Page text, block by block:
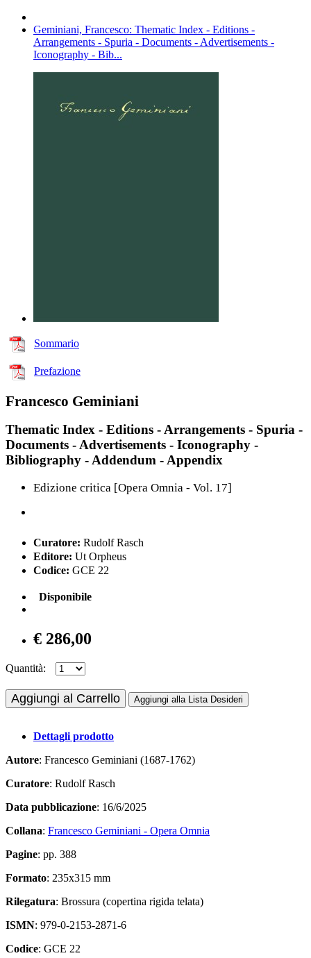
Geminiani, Francesco: Thematic Index - Editions -
Arrangements - Spuria - Documents - Advertisements -
Iconography - Bib...
Sommario
Prefazione
Francesco Geminiani
Thematic Index - Editions - Arrangements - Spuria -
Documents - Advertisements - Iconography -
Bibliography - Addendum - Appendix
Edizione critica [Opera Omnia - Vol. 17]
Curatore: Rudolf Rasch
Editore: Ut Orpheus
Codice: GCE 22
Disponibile
€ 286,00
Quantità:
Aggiungi al Carrello Aggiungi alla Lista Desideri
Dettagli prodotto
Autore: Francesco Geminiani (1687-1762)
Curatore: Rudolf Rasch
Data pubblicazione: 16/6/2025
Collana: Francesco Geminiani - Opera Omnia
Pagine: pp. 388
Formato: 235x315 mm
Rilegatura: Brossura (copertina rigida telata)
ISMN: 979-0-2153-2871-6
Codice: GCE 22